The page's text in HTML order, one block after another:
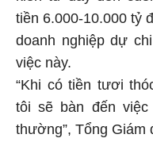
tiền 6.000-10.000 tỷ
doanh nghiệp dự
việc này.
“Khi có tiền tươi
tôi sẽ bàn đến
thường”, Tổng Giám